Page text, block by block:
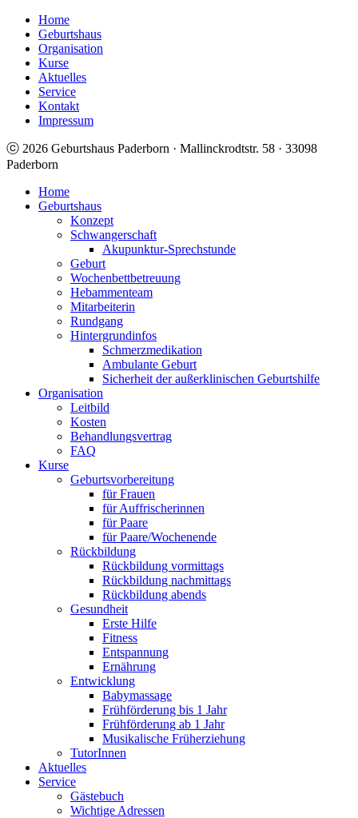
Home
Geburtshaus
Organisation
Kurse
Aktuelles
Service
Kontakt
Impressum
ⓒ 2026 Geburtshaus Paderborn · Mallinckrodtstr. 58 · 33098
Paderborn
Home
Geburtshaus
Konzept
Schwangerschaft
Akupunktur-Sprechstunde
Geburt
Wochenbettbetreuung
Hebammenteam
Mitarbeiterin
Rundgang
Hintergrundinfos
Schmerzmedikation
Ambulante Geburt
Sicherheit der außerklinischen Geburtshilfe
Organisation
Leitbild
Kosten
Behandlungsvertrag
FAQ
Kurse
Geburtsvorbereitung
für Frauen
für Auffrischerinnen
für Paare
für Paare/Wochenende
Rückbildung
Rückbildung vormittags
Rückbildung nachmittags
Rückbildung abends
Gesundheit
Erste Hilfe
Fitness
Entspannung
Ernährung
Entwicklung
Babymassage
Frühförderung bis 1 Jahr
Frühförderung ab 1 Jahr
Musikalische Früherziehung
TutorInnen
Aktuelles
Service
Gästebuch
Wichtige Adressen